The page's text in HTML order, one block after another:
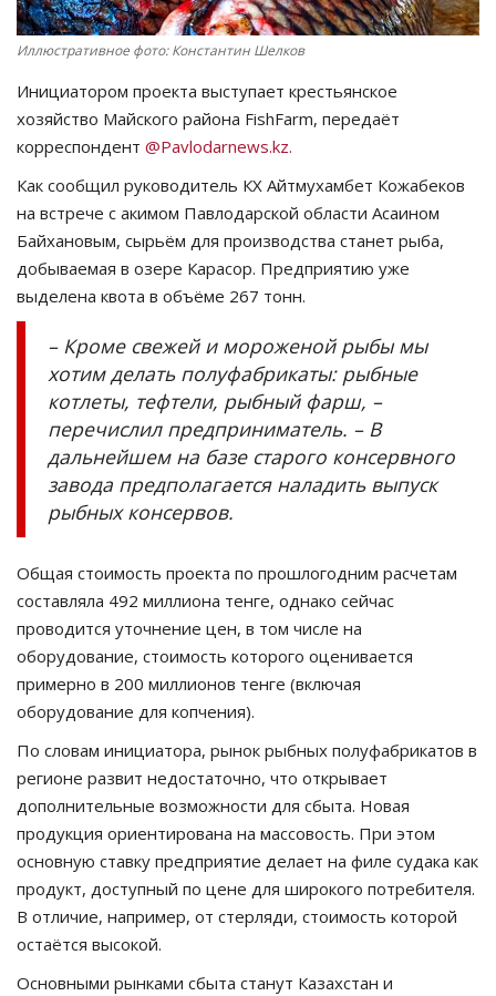
OFFICIAL
Курултай
Язык
Қазақша Русский
Иллюстративное фото: Константин Шелков
Инициатором проекта выступает крестьянское
хозяйство Майского района FishFarm, передаёт
корреспондент @Pavlodarnews.kz.
Как сообщил руководитель КХ Айтмухамбет Кожабеков
на встрече с акимом Павлодарской области Асаином
Байхановым, сырьём для производства станет рыба,
добываемая в озере Карасор. Предприятию уже
выделена квота в объёме 267 тонн.
– Кроме свежей и мороженой рыбы мы
хотим делать полуфабрикаты: рыбные
котлеты, тефтели, рыбный фарш, –
перечислил предприниматель. – В
дальнейшем на базе старого консервного
завода предполагается наладить выпуск
рыбных консервов.
Общая стоимость проекта по прошлогодним расчетам
составляла 492 миллиона тенге, однако сейчас
проводится уточнение цен, в том числе на
оборудование, стоимость которого оценивается
примерно в 200 миллионов тенге (включая
оборудование для копчения).
По словам инициатора, рынок рыбных полуфабрикатов в
регионе развит недостаточно, что открывает
дополнительные возможности для сбыта. Новая
продукция ориентирована на массовость. При этом
основную ставку предприятие делает на филе судака как
продукт, доступный по цене для широкого потребителя.
В отличие, например, от стерляди, стоимость которой
остаётся высокой.
Основными рынками сбыта станут Казахстан и